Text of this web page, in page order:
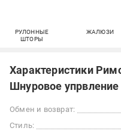
РУЛОННЫЕ
ШТОРЫ
ЖАЛЮЗИ
Характеристики
Шнуровое
Обмен и возврат:
Стиль: